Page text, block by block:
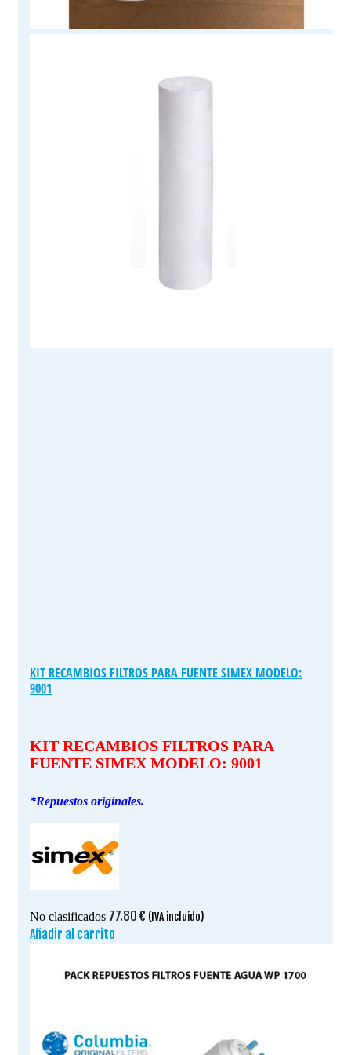
KIT RECAMBIOS FILTROS PARA FUENTE SIMEX MODELO:
9001
KIT RECAMBIOS FILTROS PARA
FUENTE SIMEX MODELO: 9001
*Repuestos originales.
No clasificados 77.80 € (IVA incluido)
Añadir al carrito